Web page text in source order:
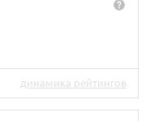
динамика рейтингов